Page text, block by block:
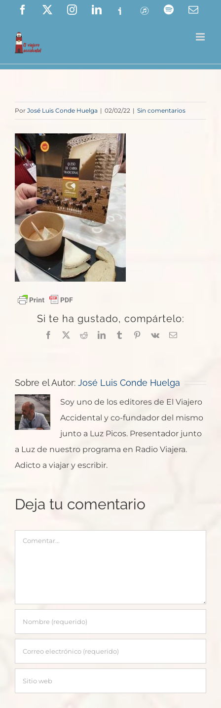
Saltar
contenido
Facebook InstagramLinkedIn
Ivoox ITunes Spotify
Por José Luis Conde Huelga | 02/02/22 | Sin comentarios
Si te ha gustado, compártelo:
Facebook
X RedditLinkedInTumblrPinterest
Vk
Correo
Sobre el Autor: José Luis Conde Huelga
Soy uno de los editores de El Viajero
Accidental y co-fundador del mismo
junto a Luz Picos. Presentador junto
a Luz de nuestro programa en Radio Viajera.
Adicto a viajar y escribir.
Deja tu comentario
Comentar